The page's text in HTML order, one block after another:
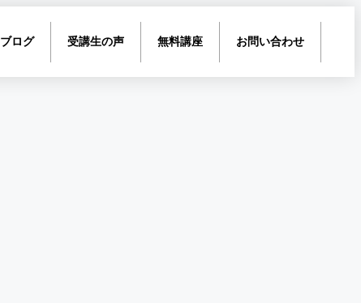
ブログ 受講生の声 無料講座 お問い合わせ